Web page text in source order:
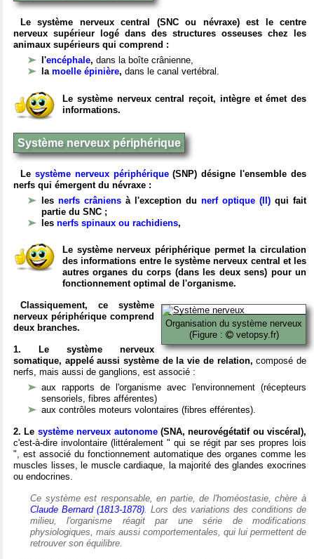
Le système nerveux central (SNC ou névraxe) est le centre
nerveux supérieur logé dans des structures osseuses chez les
animaux supérieurs qui comprend :
l'encéphale, dans la boîte crânienne,
la moelle épinière, dans le canal vertébral.
Le système nerveux central reçoit, intègre et émet des
informations.
Système nerveux périphérique
Le système nerveux périphérique(SNP) désigne l'ensemble des
nerfs qui émergent du névraxe :
les nerfs crâniens à l'exception du nerf optique (II) qui fait
partie du SNC ;
les nerfs spinaux ou rachidiens,
Le système nerveux périphérique permet la circulation
des informations entre le système nerveux central et les
autres organes du corps (dans les deux sens) pour un
fonctionnement optimal de l'organisme.
Organisation du système nerveux
(Figure :
vetopsy.fr)
Classiquement, ce système
nerveux périphérique comprend
deux branches.
1. Le système nerveux
somatique, appelé aussi système de la vie de relation, composé de
nerfs, mais aussi de ganglions, est associé :
aux rapports de l'organisme avec l'environnement (récepteurs
sensoriels, fibres afférentes)
aux contrôles moteurs volontaires (fibres efférentes).
2. Le système nerveux autonome(SNA, neurovégétatif ou viscéral),
c'est-à-dire involontaire (littéralement " qui se régit par ses propres lois
", est associé du fonctionnement automatique des organes comme les
muscles lisses, le muscle cardiaque, la majorité des glandes exocrines
ou endocrines.
Ce système est responsable, en partie, de l'homéostasie, chère à
Claude Bernard (1813-1878). Lors des variations des conditions de
milieu, l'organisme réagit par une série de modifications
physiologiques, mais aussi comportementales, qui lui permettent de
retrouver son équilibre.